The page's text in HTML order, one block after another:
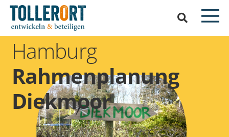
Hamburg
Rahmenplanung
Diekmoor